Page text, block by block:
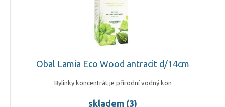
Obal Lamia Eco Wood antracit d/14cm
Bylinky koncentrát je přírodní vodný kon
skladem (3)